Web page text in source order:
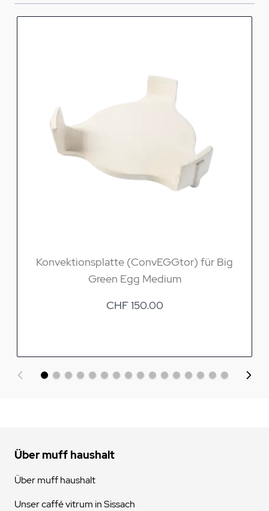
Konvektionsplatte (ConvEGGtor) für Big
Green Egg Medium
CHF 150.00
Über muff haushalt
Über muff haushalt
Unser caffé vitrum in Sissach